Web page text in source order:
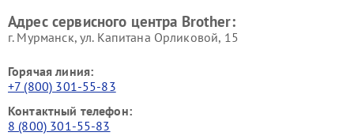
Адрес сервисного центра Brother:
г. Мурманск, ул. Капитана Орликовой, 15
Горячая линия:
+7 (800) 301-55-83
Контактный телефон:
8 (800) 301-55-83